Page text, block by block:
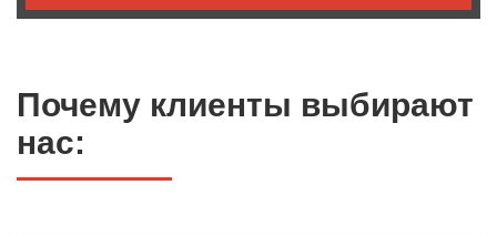
Почему клиенты выбирают
нас: